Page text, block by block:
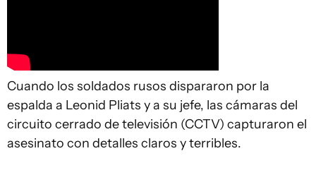
Cuando los soldados rusos dispararon por la
espalda a Leonid Pliats y a su jefe, las cámaras del
circuito cerrado de televisión (CCTV) capturaron el
asesinato con detalles claros y terribles.